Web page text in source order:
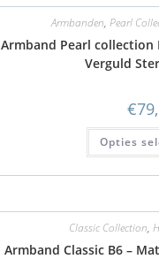
Armbanden,Pearl
Armband Pearl collection
Verguld
€
Opties
Classic Collection,
Armband Classic B6 –